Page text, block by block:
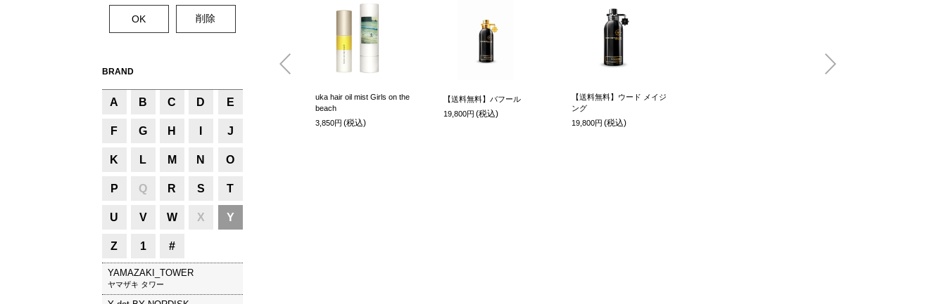
BRAND
A B C D E
F G H J
K L M N O
P Q R S T
U V W X Y
Z 1 #
YAMAZAKI_TOWER
ヤマザキ タワー
uka hair oil mist Girls on the
beach
3,850円 (税込)
【送料無料】バフール
19,800円 (税込)
【送料無料】ウード メイジ
ング
19,800円 (税込)